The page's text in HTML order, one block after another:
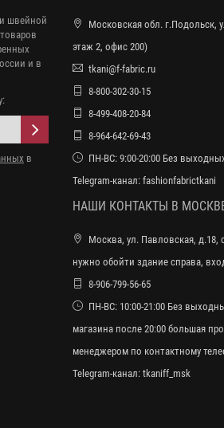
и швейной
и в
в
Московская обл. г.Подольск,
этаж 2, офис 200)
tkani@f-fabric.ru
8-800-302-30-15
8-499-408-20-84
8-964-642-69-43
ПН-ВС: 9:00-20:00 Без
Telegram-канал: fashionfabrictkani
НАШИ КОНТАКТЫ В
Москва, ул. Павловская, д.18,
нужно обойти здание справа,
8-906-799-56-65
ПН-ВС: 10:00-21:00 Без
магазина после 20:00 большая
менеджером по контактному
Telegram-канал: tkaniff_msk